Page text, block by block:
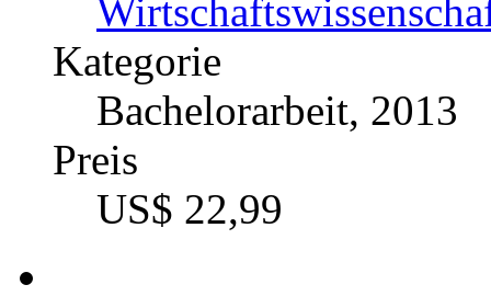
Katalognummer
223980
Autor
Fach